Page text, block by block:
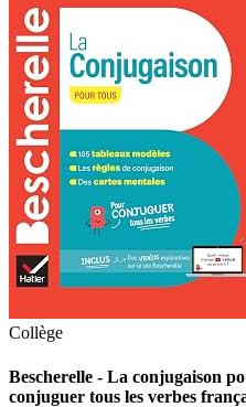
Collège
Bescherelle - La conjugaison
conjuguer tous les verbes